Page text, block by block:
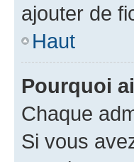
ajouter de
Haut
Pourquoi
Chaque
Si vous